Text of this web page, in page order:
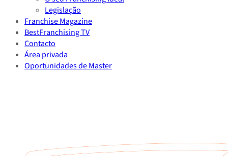
Legislação
Franchise Magazine
BestFranchising TV
Contacto
Área privada
Oportunidades de Master